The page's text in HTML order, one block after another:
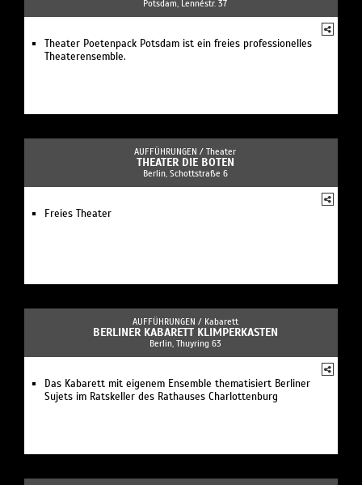
Potsdam, Lennéstr. 37
Theater Poetenpack Potsdam ist ein freies professionelles
Theaterensemble.
AUFFÜHRUNGEN / Theater
THEATER DIE BOTEN
Berlin, Schottstraße 6
Freies Theater
AUFFÜHRUNGEN / Kabarett
BERLINER KABARETT KLIMPERKASTEN
Berlin, Thuyring 63
Das Kabarett mit eigenem Ensemble thematisiert Berliner
Sujets im Ratskeller des Rathauses Charlottenburg